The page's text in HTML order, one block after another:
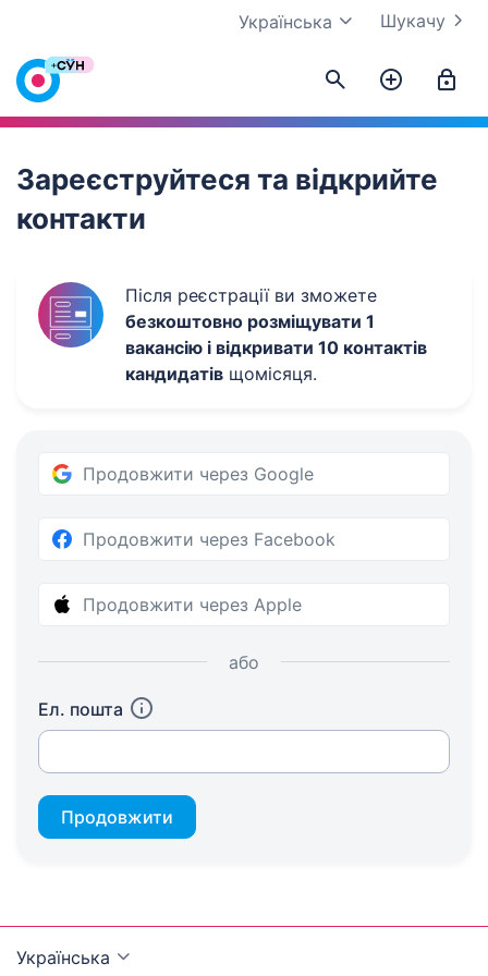
Шукачу
Українська
Work.ua
Зареєструйтеся та відкрийте
контакти
Після реєстрації ви зможете
безкоштовно розміщувати 1
вакансію і відкривати 10 контактів
кандидатів щомісяця.
Продовжити через Google
Продовжити через Facebook
Продовжити через Apple
або
Ел. пошта
Продовжити
Українська